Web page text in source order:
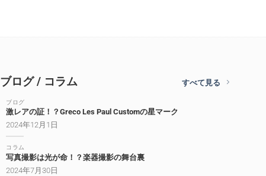
ブログ / コラム すべて見る
ブログ
激レアの証！？Greco Les Paul Customの星マーク
2024年12月1日
コラム
写真撮影は光が命！？楽器撮影の舞台裏
2024年7月30日